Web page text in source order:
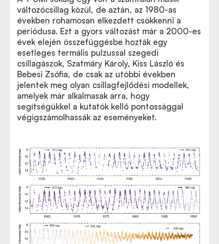
változócsillag közül, de aztán, az 1980-as
években rohamosan elkezdett csökkenni a
periódusa. Ezt a gyors változást már a 2000-es
évek elején összefüggésbe hozták egy
esetleges termális pulzussal szegedi
csillagászok, Szatmáry Károly, Kiss László és
Bebesi Zsófia, de csak az utóbbi években
jelentek meg olyan csillagfejlődési modellek,
amelyek már alkalmasak arra, hogy
segítségükkel a kutatók kellő pontossággal
végigszámolhassák az eseményeket.